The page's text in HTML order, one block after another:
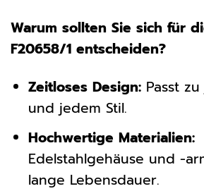
Warum sollten Sie sich für
F20658/1 entscheiden?
Zeitloses Design:Passt zu
und jedem Stil.
Hochwertige Materialien:
Edelstahlgehäuse und -
lange Lebensdauer.